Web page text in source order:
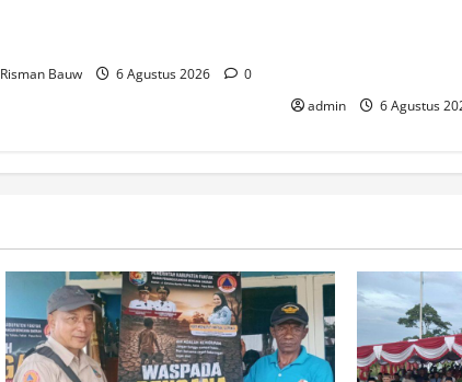
Risman Bauw 6 Agustus 2026 0
admin 6 Agustus